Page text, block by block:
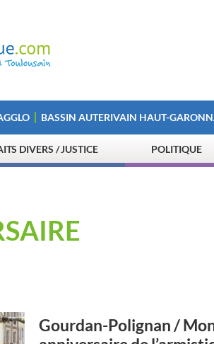
BASSIN AUTERIVAIN HAUT-
DIVERS / JUSTICE POLITIQUE
Gourdan-Polignan /